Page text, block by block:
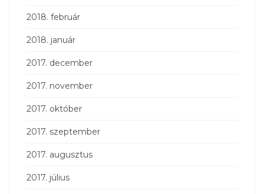
2018. február
2018. január
2017. december
2017. november
2017. október
2017. szeptember
2017. augusztus
2017. július